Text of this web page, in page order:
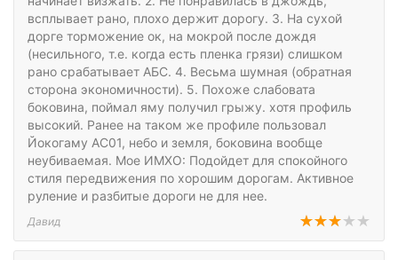
всплывает рано, плохо держит дорогу. 3. На сухой
дорге торможение ок, на мокрой после дождя
(несильного, т.е. когда есть пленка грязи) слишком
рано срабатывает АБС. 4. Весьма шумная (обратная
сторона экономичности). 5. Похоже слабовата
боковина, поймал яму получил грыжу. хотя профиль
высокий. Ранее на таком же профиле пользовал
Йокогаму АС01, небо и земля, боковина вообще
неубиваемая. Мое ИМХО: Подойдет для спокойного
стиля передвижения по хорошим дорогам. Активное
руление и разбитые дороги не для нее.
Давид